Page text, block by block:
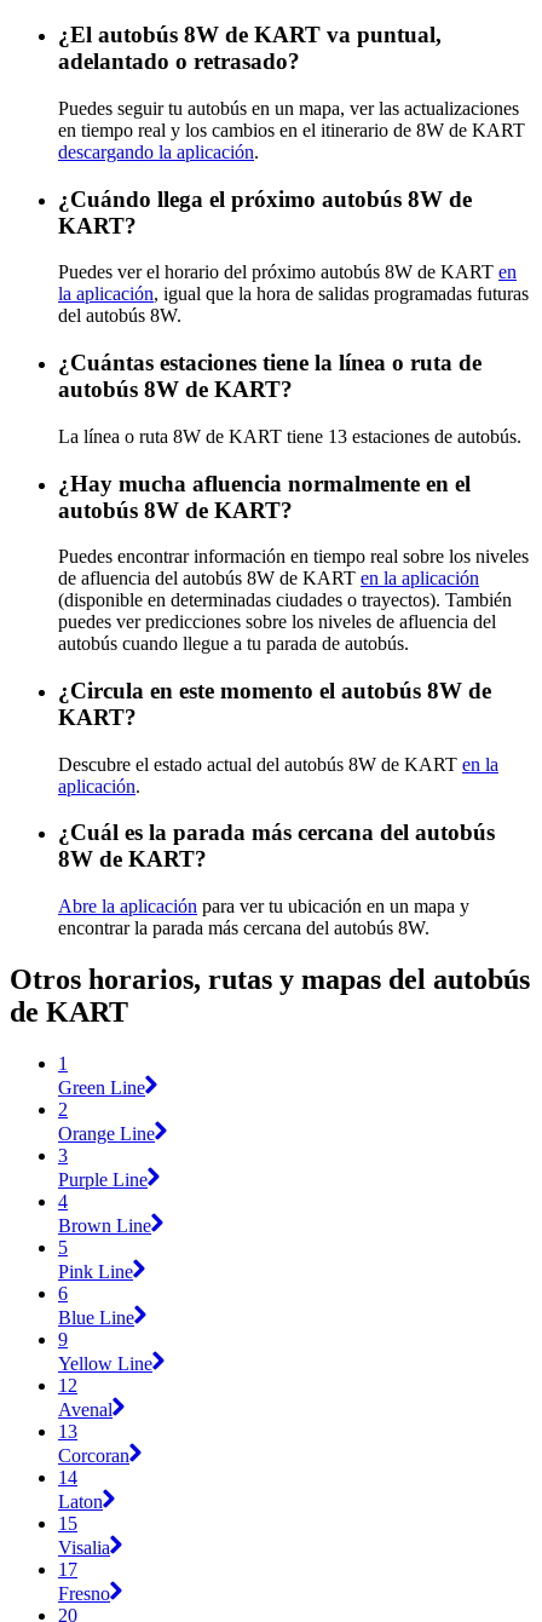
¿El autobús 8W de KART va puntual,
adelantado o retrasado?
Puedes seguir tu autobús en un mapa, ver las actualizaciones
en tiempo real y los cambios en el itinerario de 8W de KART
descargando la aplicación.
¿Cuándo llega el próximo autobús 8W de
KART?
Puedes ver el horario del próximo autobús 8W de KART en
la aplicación, igual que la hora de salidas programadas futuras
del autobús 8W.
¿Cuántas estaciones tiene la línea o ruta de
autobús 8W de KART?
La línea o ruta 8W de KART tiene 13 estaciones de autobús.
¿Hay mucha afluencia normalmente en el
autobús 8W de KART?
Puedes encontrar información en tiempo real sobre los niveles
de afluencia del autobús 8W de KART en la aplicación
(disponible en determinadas ciudades o trayectos). También
puedes ver predicciones sobre los niveles de afluencia del
autobús cuando llegue a tu parada de autobús.
¿Circula en este momento el autobús 8W de
KART?
Descubre el estado actual del autobús 8W de KART en la
aplicación.
¿Cuál es la parada más cercana del autobús
8W de KART?
Abre la aplicación para ver tu ubicación en un mapa y
encontrar la parada más cercana del autobús 8W.
Otros horarios, rutas y mapas del autobús
de KART
1
Green Line
2
Orange Line
3
Purple Line
4
Brown Line
5
Pink Line
6
Blue Line
9
Yellow Line
12
Avenal
13
Corcoran
14
Laton
15
Visalia
17
Fresno
20